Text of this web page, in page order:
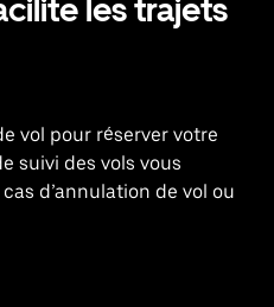
les trajets
vol pour réserver votre
suivi des vols vous
d’annulation de vol ou